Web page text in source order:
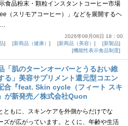
食品粉末・顆粒インスタントコーヒー市場
（スリモアコーヒー）」などを展開するヘ
2026年08月06日 18：00
新商品（健康） 新商品（美容）
新製品
機能性表示食品制度
「肌のターンオーバーとうるおい維
る」美容サプリメント還元型コエン
合『feat. Skin cycle（フィート スキ
が新発売／株式会社Quon
もに、スキンケアを外側からだけでな
ズが広がっています。とくに、年齢や生活